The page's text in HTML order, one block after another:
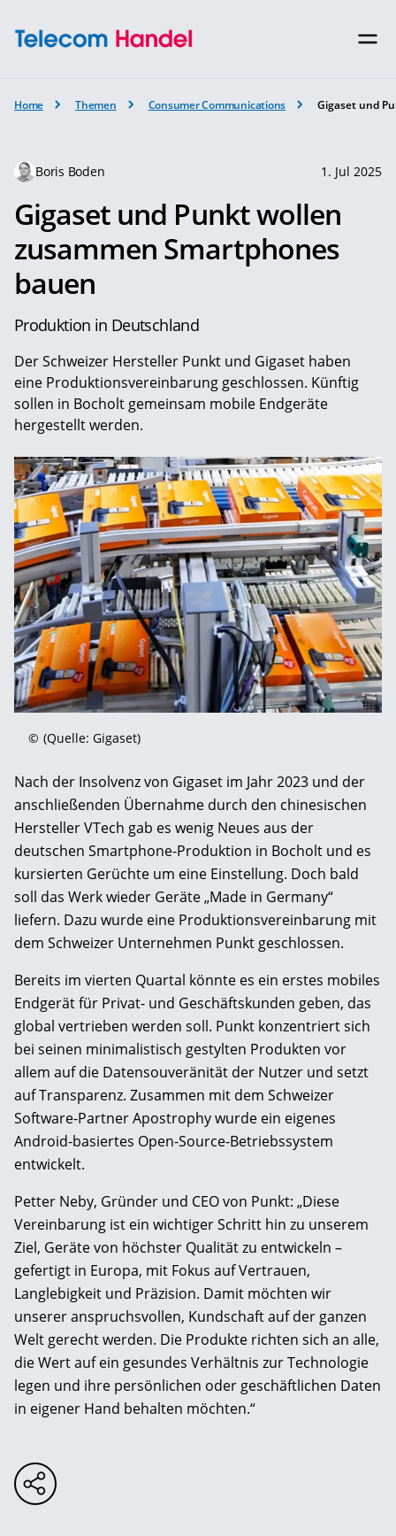
Home Themen Consumer Communications Gigaset und
Boris Boden 1. Jul 2025
Gigaset und Punkt wollen
zusammen Smartphones
bauen
Produktion in Deutschland
Der Schweizer Hersteller Punkt und Gigaset haben
eine Produktionsvereinbarung geschlossen. Künftig
sollen in Bocholt gemeinsam mobile Endgeräte
hergestellt werden.
© (Quelle: Gigaset)
Nach der Insolvenz von Gigaset im Jahr 2023 und der
anschließenden Übernahme durch den chinesischen
Hersteller VTech gab es wenig Neues aus der
deutschen Smartphone-Produktion in Bocholt und es
kursierten Gerüchte um eine Einstellung. Doch bald
soll das Werk wieder Geräte „Made in Germany“
liefern. Dazu wurde eine Produktionsvereinbarung mit
dem Schweizer Unternehmen Punkt geschlossen.
Bereits im vierten Quartal könnte es ein erstes mobiles
Endgerät für Privat- und Geschäftskunden geben, das
global vertrieben werden soll. Punkt konzentriert sich
bei seinen minimalistisch gestylten Produkten vor
allem auf die Datensouveränität der Nutzer und setzt
auf Transparenz. Zusammen mit dem Schweizer
Software-Partner Apostrophy wurde ein eigenes
Android-basiertes Open-Source-Betriebssystem
entwickelt.
Petter Neby, Gründer und CEO von Punkt: „Diese
Vereinbarung ist ein wichtiger Schritt hin zu unserem
Ziel, Geräte von höchster Qualität zu entwickeln –
gefertigt in Europa, mit Fokus auf Vertrauen,
Langlebigkeit und Präzision. Damit möchten wir
unserer anspruchsvollen, Kundschaft auf der ganzen
Welt gerecht werden. Die Produkte richten sich an alle,
die Wert auf ein gesundes Verhältnis zur Technologie
legen und ihre persönlichen oder geschäftlichen Daten
in eigener Hand behalten möchten.“